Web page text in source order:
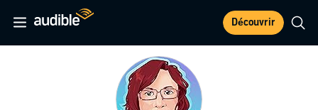
Découvrir